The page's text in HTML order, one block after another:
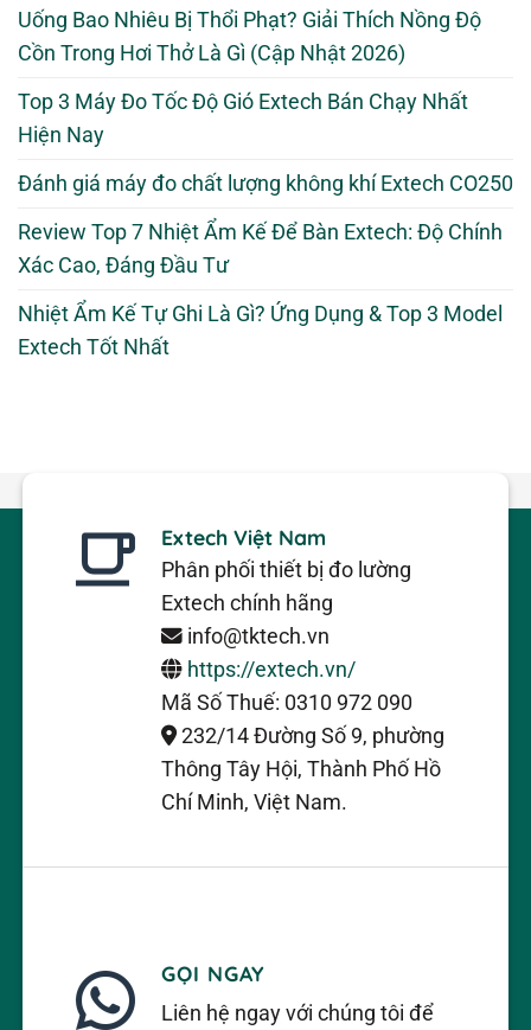
Uống Bao Nhiêu Bị Thổi Phạt? Giải Thích Nồng Độ
Cồn Trong Hơi Thở Là Gì (Cập Nhật 2026)
Top 3 Máy Đo Tốc Độ Gió Extech Bán Chạy Nhất
Hiện Nay
Đánh giá máy đo chất lượng không khí Extech CO250
Review Top 7 Nhiệt Ẩm Kế Để Bàn Extech: Độ Chính
Xác Cao, Đáng Đầu Tư
Nhiệt Ẩm Kế Tự Ghi Là Gì? Ứng Dụng & Top 3 Model
Extech Tốt Nhất
Extech Việt Nam
Phân phối thiết bị đo lường
Extech chính hãng
info@tktech.vn
https://extech.vn/
Mã Số Thuế: 0310 972 090
232/14 Đường Số 9, phường
Thông Tây Hội, Thành Phố Hồ
Chí Minh, Việt Nam.
GỌI NGAY
Liên hệ ngay với chúng tôi để